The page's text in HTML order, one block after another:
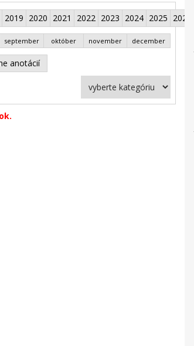
2019 2020 2021 2022 2023 2024 2025 2026
september október november december
anotácií